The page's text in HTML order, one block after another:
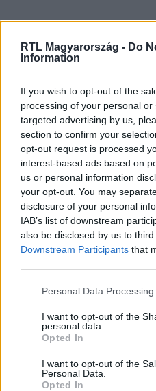
RTL Magyarország - Do
Information
If you wish to opt-out of the
processing of your personal
targeted advertising by us,
section to confirm your
opt-out request is processed
interest-based ads based on
us or personal information
your opt-out. You may
disclosure of your personal
IAB’s list of downstream
also be disclosed by us to
Downstream Participants that
Please note that this website/
not limited to your visit or
grant or deny consent to
use your data for below
consent section.
Personal Data
I want to opt-out of the
personal data.
Opted In
I want to opt-out of the
Personal Data.
Opted In
Kövess minket, és
Facebookon is!
VV GIADA #VV DZSIGERI
VV DUDU
KIVÁLASZTÁS